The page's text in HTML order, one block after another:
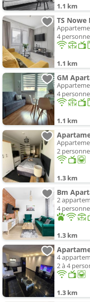
1.1 km
TS Nowe
4
1.1 km
GM
4
1.1 km
2
1.3 km
Bm
2
4
1.3 km
4
2 à 4
1.3 km